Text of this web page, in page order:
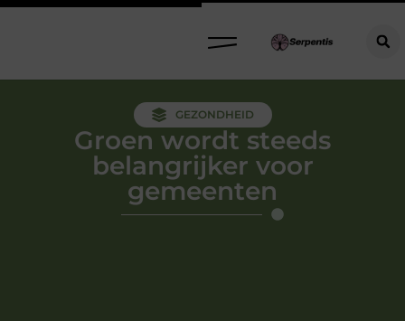
GEZONDHEID
Groen wordt steeds
belangrijker voor
gemeenten